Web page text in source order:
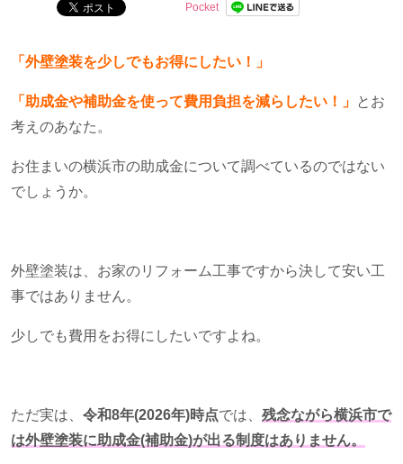
Pocket
「外壁塗装を少しでもお得にしたい！」
「助成金や補助金を使って費用負担を減らしたい！」 とお
考えのあなた。
お住まいの横浜市の助成金について調べているのではない
でしょうか。
外壁塗装は、お家のリフォーム工事ですから決して安い工
事ではありません。
少しでも費用をお得にしたいですよね。
ただ実は、 令和8年(2026年)時点では、 残念ながら横浜市で
は外壁塗装に助成金(補助金)が出る制度はありません。